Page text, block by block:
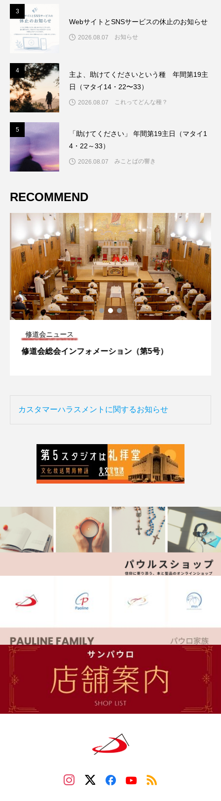
3
WebサイトとSNSサービスの休止のお知らせ
2026.08.07 お知らせ
4
主よ、助けてくださいという種 年間第19主
日（マタイ14・22〜33）
2026.08.07 これってどんな種？
5
「助けてください」 年間第19主日（マタイ1
4・22～33）
2026.08.07 みことばの響き
RECOMMEND
修道会ニュース
修道会総会インフォメーション（第5号）
カスタマーハラスメントに関するお知らせ